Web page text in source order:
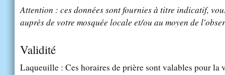
Attention : ces données sont fournies à titre indicatif,
auprès de votre mosquée locale et/ou au moyen de
Validité
Laqueuille : Ces horaires de prière sont valables pour la